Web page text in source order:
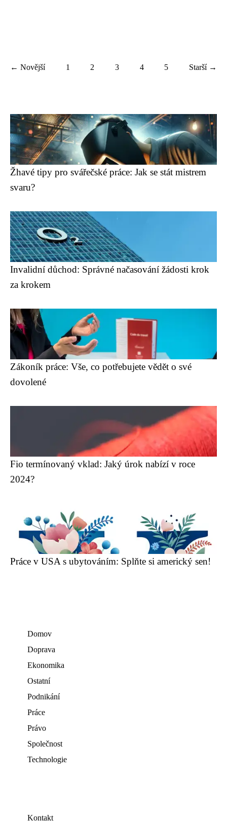
← Novější 1 2 3 4 5 Starší →
Žhavé tipy pro svářečské práce: Jak se stát mistrem
svaru?
Invalidní důchod: Správné načasování žádosti krok
za krokem
Zákoník práce: Vše, co potřebujete vědět o své
dovolené
Fio termínovaný vklad: Jaký úrok nabízí v roce
2024?
Práce v USA s ubytováním: Splňte si americký sen!
Domov
Doprava
Ekonomika
Ostatní
Podnikání
Práce
Právo
Společnost
Technologie
Kontakt